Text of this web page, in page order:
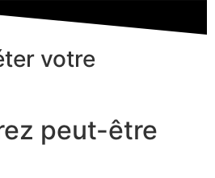
votre
peut-être